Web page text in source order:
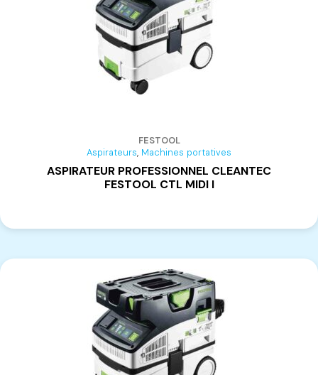
FESTOOL
Aspirateurs, Machines portatives
ASPIRATEUR PROFESSIONNEL CLEANTEC
FESTOOL CTL MIDI I